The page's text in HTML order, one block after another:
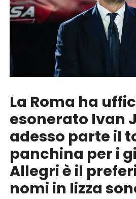
La Roma ha
esonerato Ivan
adesso parte il
panchina per i
Allegri è il
nomi in lizza